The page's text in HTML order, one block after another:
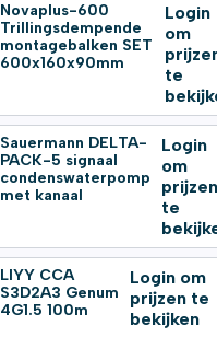
Novaplus-600
Trillingsdempende
montagebalken SET
600x160x90mm
Login
om
te
Sauermann DELTA-
PACK-5 signaal
condenswaterpomp
met kanaal
Login
om
prijzen
te
LIYY CCA
S3D2A3 Genum
4G1.5 100m
Login om
prijzen te
bekijken